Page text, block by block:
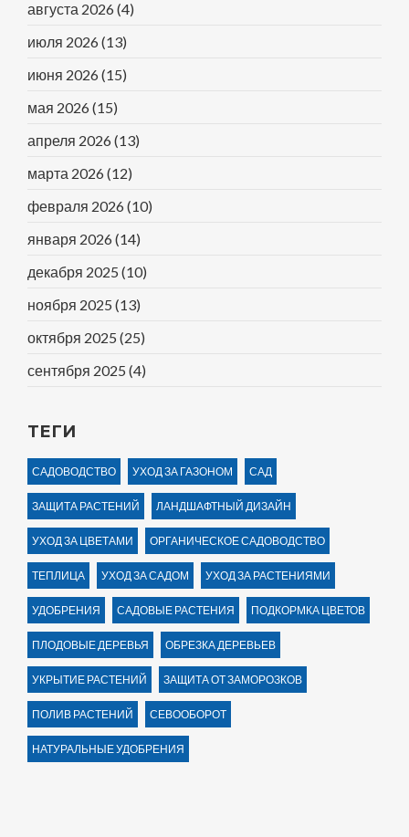
августа 2026 (4)
июля 2026 (13)
июня 2026 (15)
мая 2026 (15)
апреля 2026 (13)
марта 2026 (12)
февраля 2026 (10)
января 2026 (14)
декабря 2025 (10)
ноября 2025 (13)
октября 2025 (25)
сентября 2025 (4)
ТЕГИ
САДОВОДСТВО УХОД ЗА ГАЗОНОМ САД
ЗАЩИТА РАСТЕНИЙ ЛАНДШАФТНЫЙ ДИЗАЙН
УХОД ЗА ЦВЕТАМИ ОРГАНИЧЕСКОЕ САДОВОДСТВО
ТЕПЛИЦА УХОД ЗА САДОМ УХОД ЗА РАСТЕНИЯМИ
УДОБРЕНИЯ САДОВЫЕ РАСТЕНИЯ ПОДКОРМКА ЦВЕТОВ
ПЛОДОВЫЕ ДЕРЕВЬЯ ОБРЕЗКА ДЕРЕВЬЕВ
УКРЫТИЕ РАСТЕНИЙ ЗАЩИТА ОТ ЗАМОРОЗКОВ
ПОЛИВ РАСТЕНИЙ СЕВООБОРОТ
НАТУРАЛЬНЫЕ УДОБРЕНИЯ